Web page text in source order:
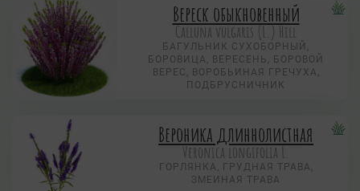
Вереск обыкновенный
Calluna vulgaris (L.) Hill
БАГУЛЬНИК СУХОБОРНЫЙ,
БОРОВИЦА, ВЕРЕСЕНЬ, БОРОВОЙ
ВЕРЕС, ВОРОБЬИНАЯ ГРЕЧУХА,
ПОДБРУСНИЧНИК
Вероника длиннолистная
Veronica longifolia L.
ГОРЛЯНКА, ГРУДНАЯ ТРАВА,
ЗМЕИНАЯ ТРАВА